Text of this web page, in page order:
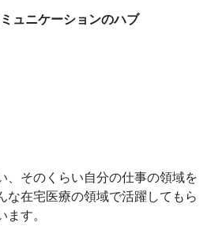
ュニケーションのハブ
、そのくらい自分の仕事の領域を
な在宅医療の領域で活躍してもら
す。